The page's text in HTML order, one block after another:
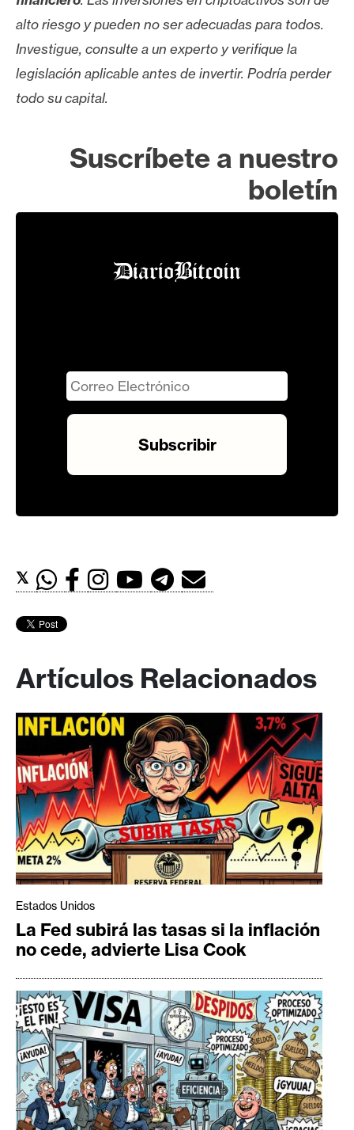
alto riesgo y pueden no ser adecuadas para todos.
Investigue, consulte a un experto y verifique la
legislación aplicable antes de invertir. Podría perder
todo su capital.
Suscríbete a nuestro
boletín
𝕏
Artículos Relacionados
Estados Unidos
La Fed subirá las tasas si la inflación
no cede, advierte Lisa Cook